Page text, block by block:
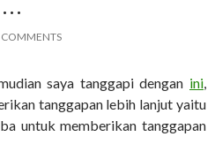
saya tanggapi dengan ini,
tanggapan lebih lanjut yaitu
untuk memberikan tanggapan